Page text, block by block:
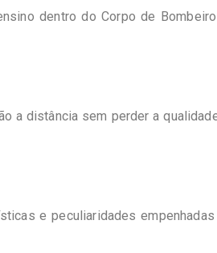
dentro do Corpo de
a distância sem perder a
e peculiaridades empenhadas